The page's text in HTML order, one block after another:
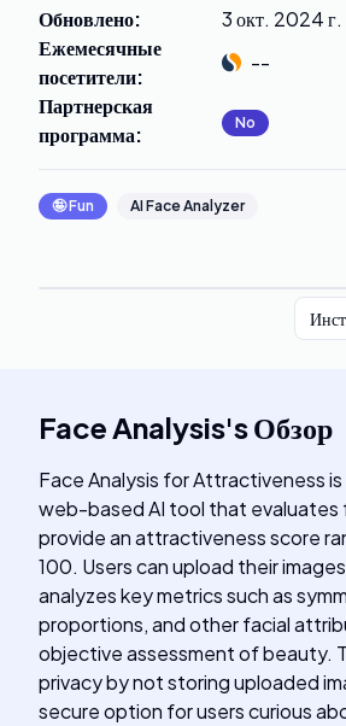
Обновлено:
3 окт. 2024 г.
Ежемесячные
посетители:
--
Партнерская
программа: No
🤪Fun AI Face Analyzer
Face Analysis'sОбзор
Face Analysis for Attractiveness
web-based AI tool that
provide an attractiveness score
100. Users can upload their
analyzes key metrics such as
proportions, and other facial
objective assessment of beauty.
privacy by not storing uploaded
secure option for users curious